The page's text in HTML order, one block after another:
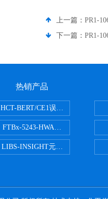
上一篇： PR1-
下一篇： PR1-
热销产品
HCT-BERT/CE1误码测试仪
FTBx-5243-HWA光谱分析仪
LIBS-INSIGHT元素光谱分析仪